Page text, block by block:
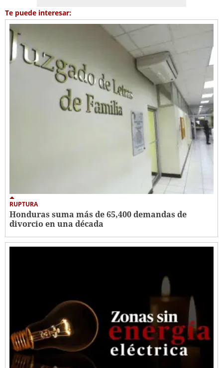
Te puede interesar:
RUPTURA
Honduras suma más de 65,400 demandas de
divorcio en una década